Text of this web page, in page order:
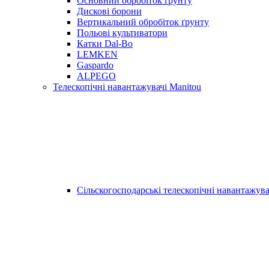
Дискові борони
Вертикальний обробіток ґрунту
Польові культиватори
Катки Dal-Bo
LEMKEN
Gaspardo
ALPEGO
Телескопічні навантажувачі Manitou
Сільскогосподарські телескопічні